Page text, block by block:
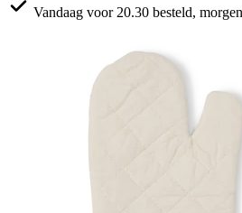
Vandaag voor 20.30 besteld,